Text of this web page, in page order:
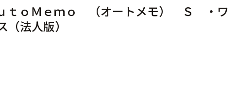
ｔｏＭｅｍｏ （オートメモ） Ｓ ・ワ
（法人版）